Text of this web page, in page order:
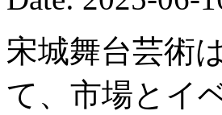
宋城舞台芸術
て、市場とイ